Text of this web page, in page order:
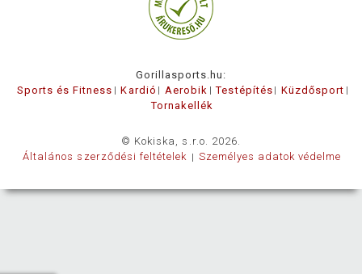
Gorillasports.hu:
Sports és Fitness
Kardió Aerobik Testépítés
Küzdősport
Tornakellék
© Kokiska, s.r.o. 2026.
Általános szerződési feltételek
Személyes adatok védelme